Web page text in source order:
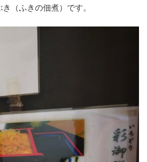
（ふきの佃煮）です。